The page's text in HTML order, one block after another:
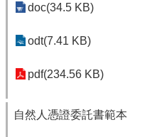
doc(34.5 KB)
odt(7.41 KB)
pdf(234.56 KB)
自然人憑證委託書範本